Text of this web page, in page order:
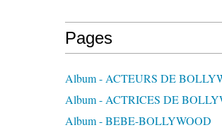
Pages
Album - ACTEURS DE
Album - ACTRICES DE
Album - BEBE-BOLLYWOOD